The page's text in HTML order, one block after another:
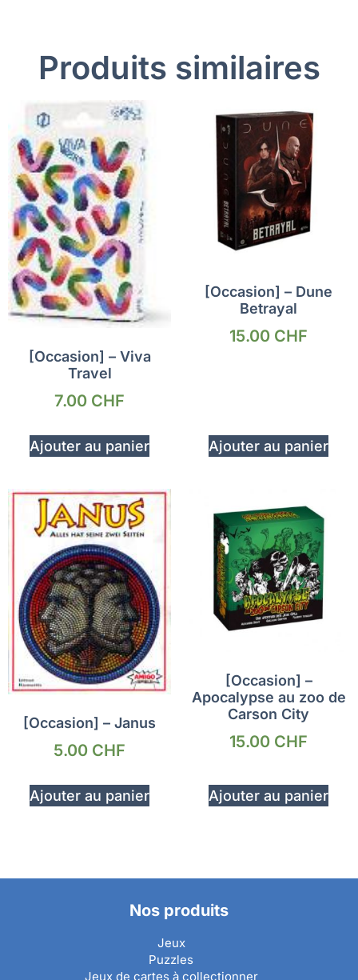
Produits similaires
[Occasion] – Viva
Travel
7.00 CHF
Ajouter au panier
[Occasion] – Dune
Betrayal
15.00 CHF
Ajouter au panier
[Occasion] – Janus
5.00 CHF
Ajouter au panier
[Occasion] –
Apocalypse au zoo de
Carson City
15.00 CHF
Ajouter au panier
Nos produits
Jeux
Puzzles
Jeux de cartes à collectionner